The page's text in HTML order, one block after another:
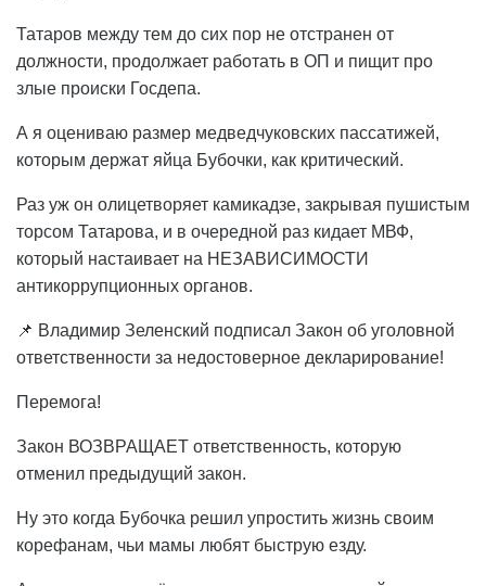
Татаров между тем до сих пор не отстранен от
должности, продолжает работать в ОП и пищит про
злые происки Госдепа.
А я оцениваю размер медведчуковских пассатижей,
которым держат яйца Бубочки, как критический.
Раз уж он олицетворяет камикадзе, закрывая пушистым
торсом Татарова, и в очередной раз кидает МВФ,
который настаивает на НЕЗАВИСИМОСТИ
антикоррупционных органов.
📌 Владимир Зеленский подписал Закон об уголовной
ответственности за недостоверное декларирование!
Перемога!
Закон ВОЗВРАЩАЕТ ответственность, которую
отменил предыдущий закон.
Ну это когда Бубочка решил упростить жизнь своим
корефанам, чьи мамы любят быструю езду.